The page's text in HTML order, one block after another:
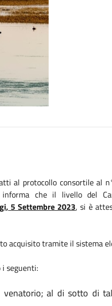
al protocollo consortile al
che il livello del
5 Settembre 2023, si è
acquisito tramite il sistema
seguenti:
al di sotto di